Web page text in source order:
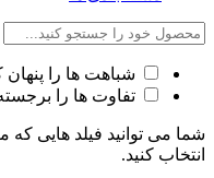
شباهت ها را پنهان
تفاوت ها را
شما می توانید فیلد هایی که
انتخاب کنید.